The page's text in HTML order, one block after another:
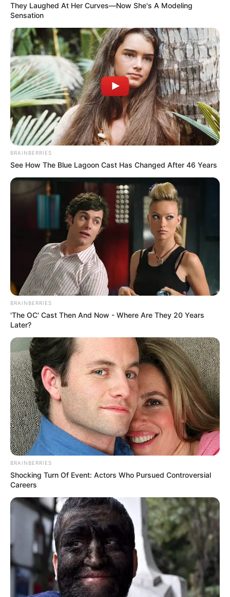
They Laughed At Her Curves—Now She's A Modeling
Sensation
BRAINBERRIES
See How The Blue Lagoon Cast Has Changed After 46 Years
BRAINBERRIES
'The OC' Cast Then And Now - Where Are They 20 Years
Later?
BRAINBERRIES
Shocking Turn Of Event: Actors Who Pursued Controversial
Careers